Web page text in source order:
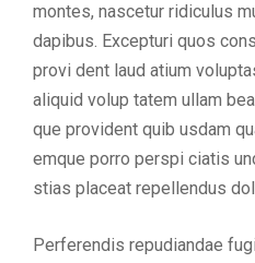
montes, nascetur ridiculus
dapibus. Excepturi quos
provi dent laud atium
aliquid volup tatem ullam
que provident quib usdam
emque porro perspi ciatis
stias placeat repellendus
Perferendis repudiandae